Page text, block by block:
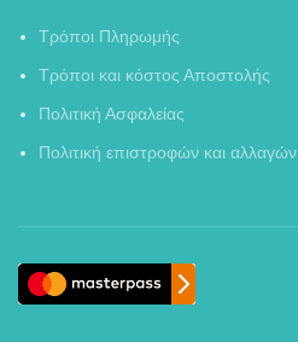
Τρόποι Πληρωμής
Τρόποι και κόστος Αποστολής
Πολιτική Ασφαλείας
Πολιτική επιστροφών και αλλαγών